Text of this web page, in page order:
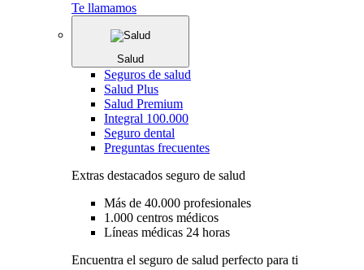
Te llamamos
Salud
Seguros de salud
Salud Plus
Salud Premium
Integral 100.000
Seguro dental
Preguntas frecuentes
Extras destacados seguro de salud
Más de 40.000 profesionales
1.000 centros médicos
Líneas médicas 24 horas
Encuentra el seguro de salud perfecto para ti